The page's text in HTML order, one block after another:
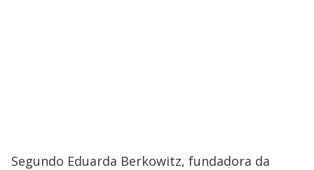
Segundo Eduarda Berkowitz, fundadora da